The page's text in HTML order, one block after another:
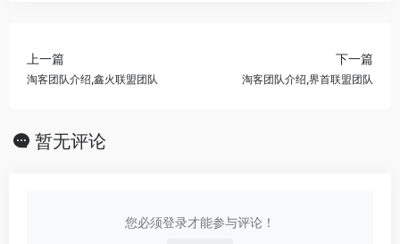
上一篇
淘客团队介绍,鑫火联盟团队
下一篇
淘客团队介绍,界首联盟团队
暂无评论
您必须登录才能参与评论！